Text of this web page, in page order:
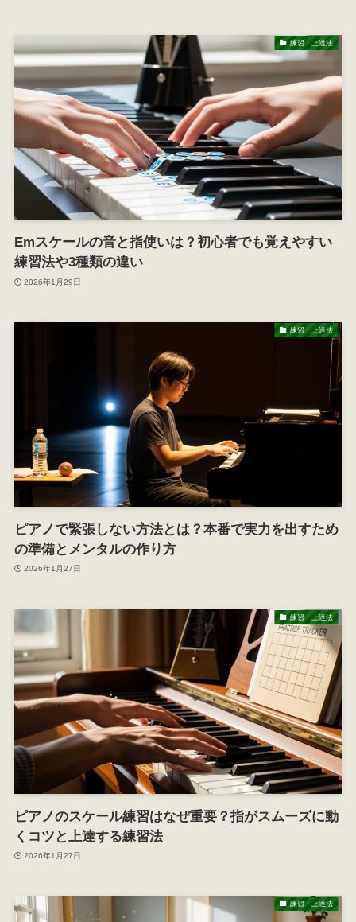
練習・上達法
Emスケールの音と指使いは？初心者でも覚えやすい
練習法や3種類の違い
2026年1月29日
練習・上達法
ピアノで緊張しない方法とは？本番で実力を出すため
の準備とメンタルの作り方
2026年1月27日
練習・上達法
ピアノのスケール練習はなぜ重要？指がスムーズに動
くコツと上達する練習法
2026年1月27日
練習・上達法